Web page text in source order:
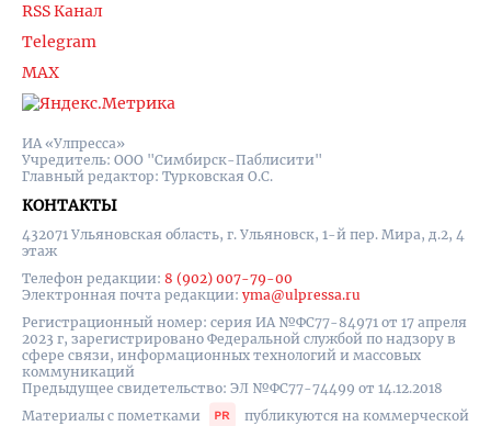
ИА «Улпресса»
Учредитель: ООО "Симбирск-Паблисити"
Главный редактор: Турковская О.С.
КОНТАКТЫ
432071 Ульяновская область, г. Ульяновск, 1-й пер. Мира, д.2, 4
этаж
Телефон редакции: 8 (902) 007-79-00
Электронная почта редакции: yma@ulpressa.ru
Регистрационный номер: серия ИА №ФС77-84971 от 17 апреля
2023 г, зарегистрировано Федеральной службой по надзору в
сфере связи, информационных технологий и массовых
коммуникаций
Предыдущее свидетельство: ЭЛ №ФС77-74499 от 14.12.2018
Материалы с пометками
публикуются на коммерческой
RSS Канал
Telegram
MAX